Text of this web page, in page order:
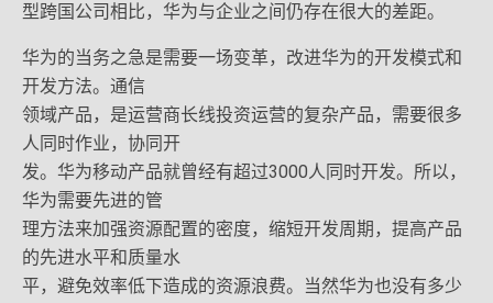
型跨国公司相比，华为与企业之间仍存在很大的差距。
华为的当务之急是需要一场变革，改进华为的开发模式和
开发方法。通信
领域产品，是运营商长线投资运营的复杂产品，需要很多
人同时作业，协同开
发。华为移动产品就曾经有超过3000人同时开发。所以，
华为需要先进的管
理方法来加强资源配置的密度，缩短开发周期，提高产品
的先进水平和质量水
平，避免效率低下造成的资源浪费。当然华为也没有多少